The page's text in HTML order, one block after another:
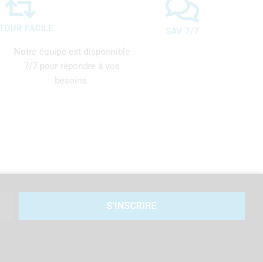
FACILE
SAV 7/7
Notre équipe est disponnible
7/7 pour répondre à vos
besoins.
S'INSCRIRE